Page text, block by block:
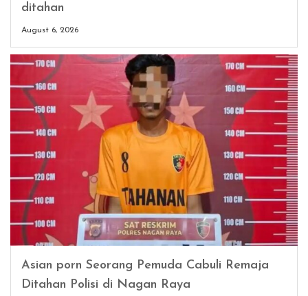
ditahan
August 6, 2026
Asian porn Seorang Pemuda Cabuli Remaja
Ditahan Polisi di Nagan Raya